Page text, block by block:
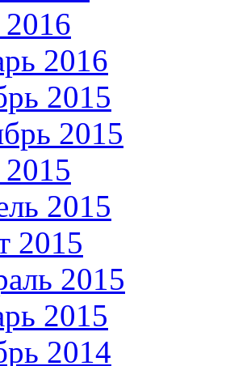
2016
2015
2015
2015
2015
2015
2015
2014